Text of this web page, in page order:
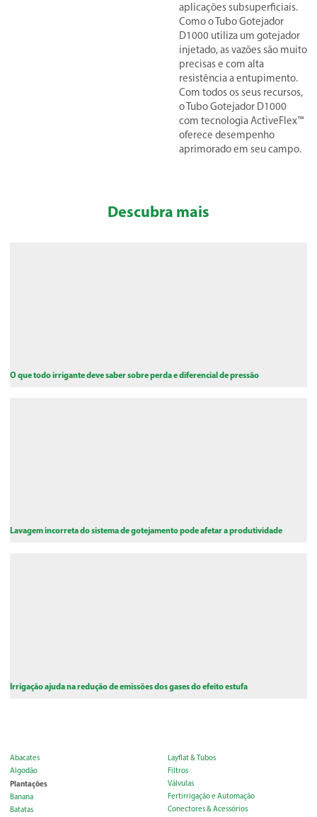
aplicações subsuperficiais.
Como o Tubo Gotejador
D1000 utiliza um gotejador
injetado, as vazões são muito
precisas e com alta
resistência a entupimento.
Com todos os seus recursos,
o Tubo Gotejador D1000
com tecnologia ActiveFlex™
oferece desempenho
aprimorado em seu campo.
Descubra mais
O que todo irrigante deve saber sobre perda e diferencial de pressão
Lavagem incorreta do sistema de gotejamento pode afetar a produtividade
Irrigação ajuda na redução de emissões dos gases do efeito estufa
Abacates
Algodão
Plantações
Banana
Batatas
Layflat & Tubos
Filtros
Válvulas
Fertirrigação e Automação
Conectores & Acessórios